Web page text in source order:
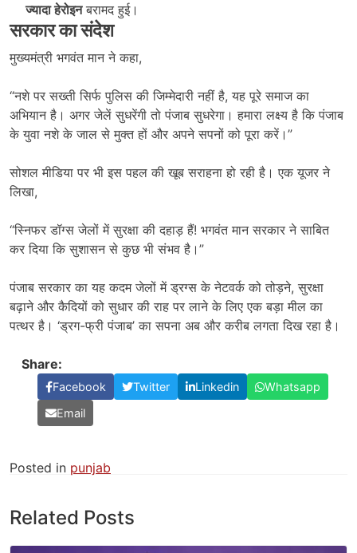
ज्यादा हेरोइनबरामद हुई।
सरकार का संदेश
मुख्यमंत्री भगवंत मान ने कहा,
“नशे पर सख्ती सिर्फ पुलिस की जिम्मेदारी नहीं है, यह पूरे समाज का
अभियान है। अगर जेलें सुधरेंगी तो पंजाब सुधरेगा। हमारा लक्ष्य है कि पंजाब
के युवा नशे के जाल से मुक्त हों और अपने सपनों को पूरा करें।”
सोशल मीडिया पर भी इस पहल की खूब सराहना हो रही है। एक यूजर ने
लिखा,
“स्निफर डॉग्स जेलों में सुरक्षा की दहाड़ हैं! भगवंत मान सरकार ने साबित
कर दिया कि सुशासन से कुछ भी संभव है।”
पंजाब सरकार का यह कदम जेलों में ड्रग्स के नेटवर्क को तोड़ने, सुरक्षा
बढ़ाने और कैदियों को सुधार की राह पर लाने के लिए एक बड़ा मील का
पत्थर है। ‘ड्रग-फ्री पंजाब’ का सपना अब और करीब लगता दिख रहा है।
Share:
Facebook Twitter Linkedin
Whatsapp
Email
Posted in punjab
Related Posts